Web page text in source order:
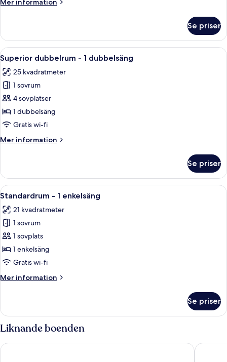
dubbelsäng
Mer information
dubbelrum
1
dubbelsäng
Se priser
Öppna
alla
foton
för
Superior
dubbelrum
-
dubbelsäng
Ett hotellrum med en säng, ett
4
Superior dubbelrum - 1 dubbelsäng
25 kvadratmeter
1 sovrum
4 sovplatser
1 dubbelsäng
Gratis wi-fi
Mer information
Mer
dubbelrum
1
Se priser
Öppna
alla
foton
för
Standardrum
-
1
Ett hotellrum med en säng, ett
6
Standardrum - 1 enkelsäng
21 kvadratmeter
1 sovrum
1 sovplats
1 enkelsäng
Gratis wi-fi
Mer information
Mer
-
1
enkelsäng
Se priser
Liknande boenden
Leonardo Hotel Hannover NH